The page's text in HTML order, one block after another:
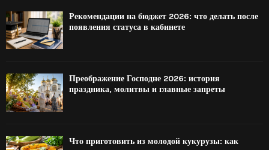
Рекомендации на бюджет 2026: что делать после
появления статуса в кабинете
Преображение Господне 2026: история
праздника, молитвы и главные запреты
Что приготовить из молодой кукурузы: как